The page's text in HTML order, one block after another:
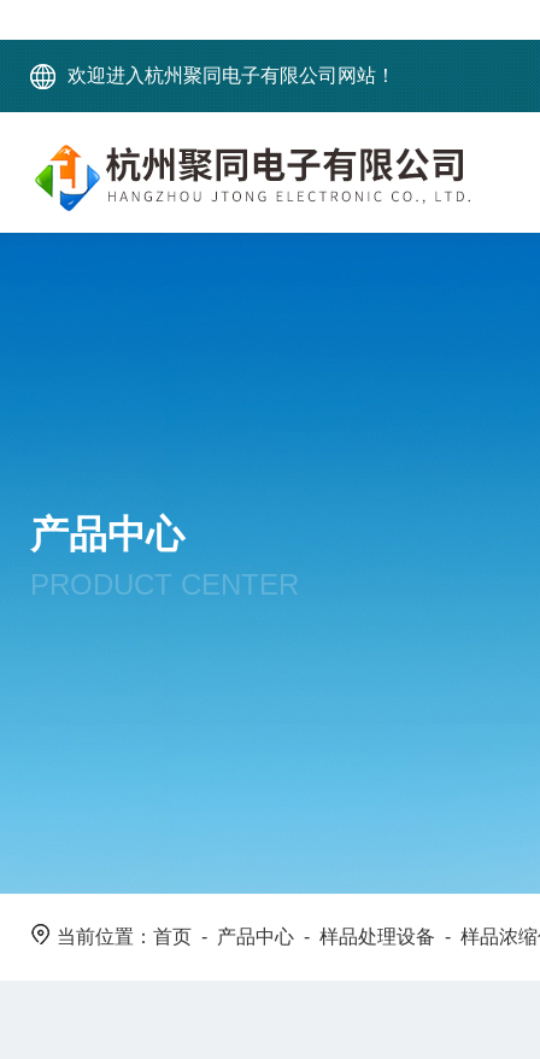
欢迎进入杭州聚同电子有限公司网站！
产品中心
PRODUCT CENTER
当前位置： 首页 - 产品中心 - 样品处理设备 - 样品浓